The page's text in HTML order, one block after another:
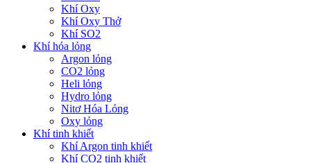
Khí Oxy
Khí Oxy Thở
Khí SO2
Khí hóa lỏng
Argon lỏng
CO2 lỏng
Heli lỏng
Hydro lỏng
Nitơ Hóa Lỏng
Oxy lỏng
Khí tinh khiết
Khí Argon tinh khiết
Khí CO2 tinh khiết